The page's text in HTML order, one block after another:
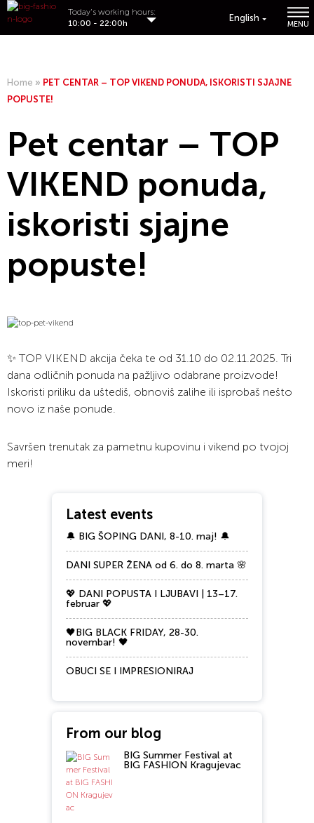
English
MENU
Today's working hours:
10:00 - 22:00h
Home » PET CENTAR – TOP VIKEND PONUDA, ISKORISTI SJAJNE
POPUSTE!
Pet centar – TOP
VIKEND ponuda,
iskoristi sjajne
popuste!
✨ TOP VIKEND akcija čeka te od 31.10 do 02.11.2025. Tri
dana odličnih ponuda na pažljivo odabrane proizvode!
Iskoristi priliku da uštediš, obnoviš zalihe ili isprobaš nešto
novo iz naše ponude.
Savršen trenutak za pametnu kupovinu i vikend po tvojoj
meri!
Latest events
🔔 BIG ŠOPING DANI, 8-10. maj! 🔔
DANI SUPER ŽENA od 6. do 8. marta 🌸
💖 DANI POPUSTA I LJUBAVI | 13–17.
februar 💖
🖤BIG BLACK FRIDAY, 28-30.
novembar! 🖤
OBUCI SE I IMPRESIONIRAJ
From our blog
BIG Summer Festival at
BIG FASHION Kragujevac